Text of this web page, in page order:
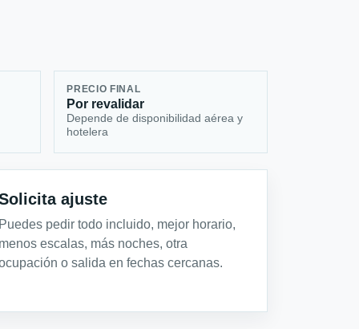
PRECIO FINAL
Por revalidar
Depende de disponibilidad aérea y
hotelera
ajuste
Puedes pedir todo incluido, mejor horario,
menos escalas, más noches, otra
o salida en fechas cercanas.